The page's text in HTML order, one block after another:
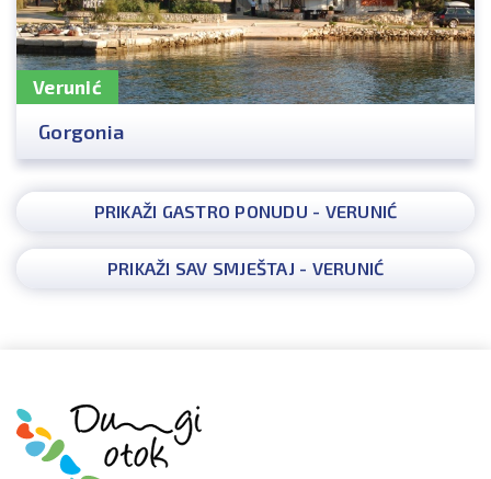
Verunić
Gorgonia
PRIKAŽI GASTRO PONUDU - VERUNIĆ
PRIKAŽI SAV SMJEŠTAJ - VERUNIĆ